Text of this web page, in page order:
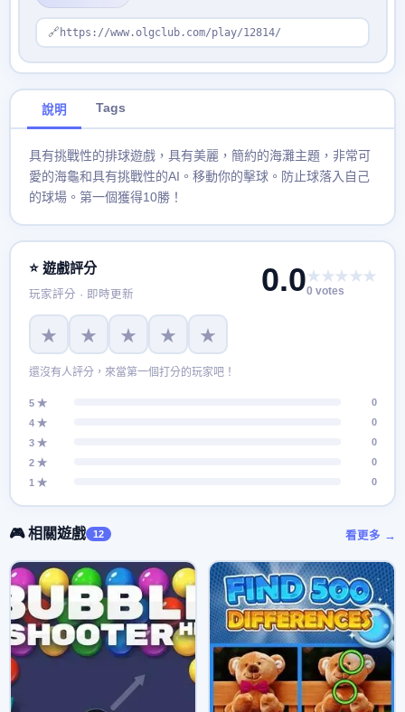
🔗 https://www.olgclub.com/play/12814/
說明 Tags
具有挑戰性的排球遊戲，具有美麗，簡約的海灘主題，非常可
愛的海龜和具有挑戰性的AI。移動你的擊球。防止球落入自己
的球場。第一個獲得10勝！
⭐ 遊戲評分
玩家評分 · 即時更新 0.0★★★★★
0 votes
★ ★ ★ ★ ★
還沒有人評分，來當第一個打分的玩家吧！
5 ★
0
4 ★
0
3 ★
0
2 ★
0
1 ★
0
🎮 相關遊戲 12 看更多 →